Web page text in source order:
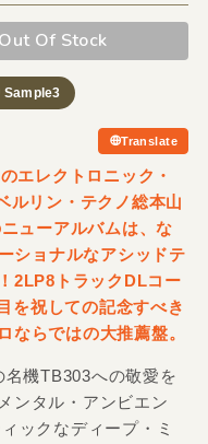
Out Of Stock
Sample3
Translate
エレクトロニック・
リン・テクノ総本山
ューアルバムは、な
ショナルなアシッドテ
2LP8トラックDLコー
を祝しての記念すべき
ならではの大推薦盤。
機TB303への敬愛を
ンタル・アンビエン
ックなディープ・ミ